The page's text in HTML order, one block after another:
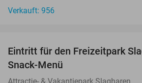
Verkauft: 956
Eintritt für den Freizeitpark
Snack-Menü
Attractie- & Vakantiepark Slagharen